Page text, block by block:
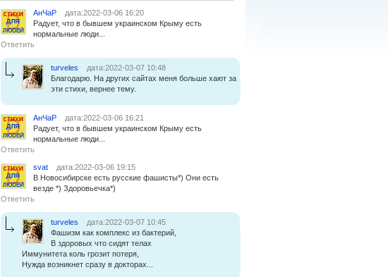
АнЧаР
дата:2022-03-06 16:20
Радует, что в бывшем украинском Крыму есть
нормальные люди...
Ответить
turveles
дата:2022-03-07 10:48
Благодарю. На других сайтах меня больше хают за
эти стихи, вернее тему.
АнЧаР
дата:2022-03-06 16:21
Радует, что в бывшем украинском Крыму есть
нормальные люди...
Ответить
svat
дата:2022-03-06 19:15
В Новосибирске есть русские фашисты*) Они есть
везде *) Здоровьечка*)
Ответить
turveles
дата:2022-03-07 10:45
Фашизм как комплекс из бактерий,
В здоровых что сидят телах
Иммунитета коль грозит потеря,
Нужда возникнет сразу в докторах...